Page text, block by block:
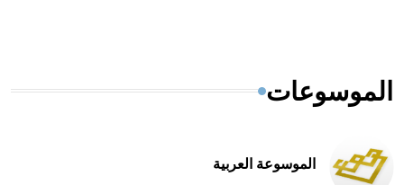
الموسوعات
الموسوعة العربية